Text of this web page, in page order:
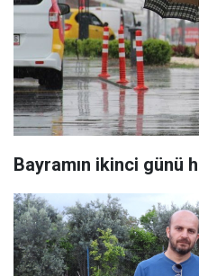
Bayramın ikinci günü